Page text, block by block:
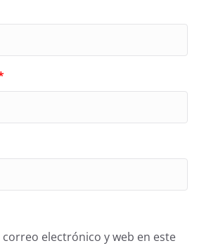
electrónico y web en este